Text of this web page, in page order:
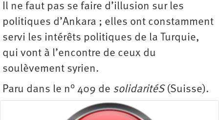
Il ne faut pas se faire d’illusion sur les
politiques d’Ankara ; elles ont constamment
servi les intérêts politiques de la Turquie,
qui vont à l’encontre de ceux du
soulèvement syrien.
Paru dans le n° 409 de solidaritéS(Suisse).